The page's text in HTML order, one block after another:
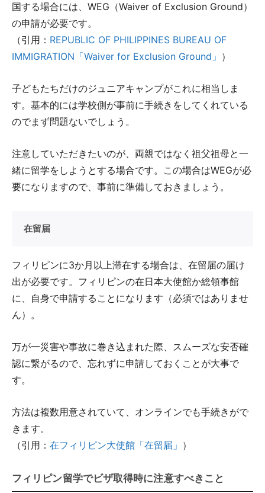
国する場合には、WEG（Waiver of Exclusion Ground）
の申請が必要です。
（引用： REPUBLIC OF PHILIPPINES BUREAU OF
IMMIGRATION「Waiver for Exclusion Ground」 ）
子どもたちだけのジュニアキャンプがこれに相当しま
す。基本的には学校側が事前に手続きをしてくれている
のでまず問題ないでしょう。
注意していただきたいのが、両親ではなく祖父祖母と一
緒に留学をしようとする場合です。この場合はWEGが必
要になりますので、事前に準備しておきましょう。
在留届
フィリピンに3か月以上滞在する場合は、在留届の届け
出が必要です。フィリピンの在日本大使館か総領事館
に、自身で申請することになります（必須ではありませ
ん）。
万が一災害や事故に巻き込まれた際、スムーズな安否確
認に繋がるので、忘れずに申請しておくことが大事で
す。
方法は複数用意されていて、オンラインでも手続きがで
きます。
（引用： 在フィリピン大使館「在留届」 ）
フィリピン留学でビザ取得時に注意すべきこと